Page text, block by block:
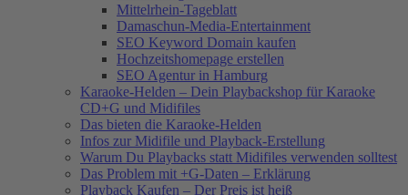
Mittelrhein-Tageblatt
Damaschun-Media-Entertainment
SEO Keyword Domain kaufen
Hochzeitshomepage erstellen
SEO Agentur in Hamburg
Karaoke-Helden – Dein Playbackshop für Karaoke
CD+G und Midifiles
Das bieten die Karaoke-Helden
Infos zur Midifile und Playback-Erstellung
Warum Du Playbacks statt Midifiles verwenden solltest
Das Problem mit +G-Daten – Erklärung
Playback Kaufen – Der Preis ist heiß